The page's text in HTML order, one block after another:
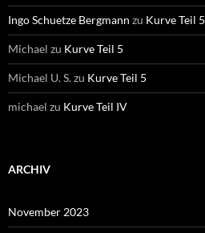
Ingo Schuetze Bergmann zu Kurve Teil 5
Michael zu Kurve Teil 5
Michael U. S.zu Kurve Teil 5
michael zu Kurve Teil IV
ARCHIV
November 2023